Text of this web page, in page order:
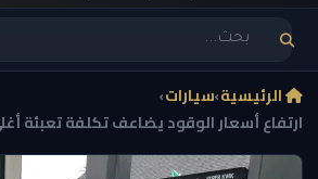
الرئيسية›سيارات›
ارتفاع أسعار الوقود يضاعف تكلفة تعبئة